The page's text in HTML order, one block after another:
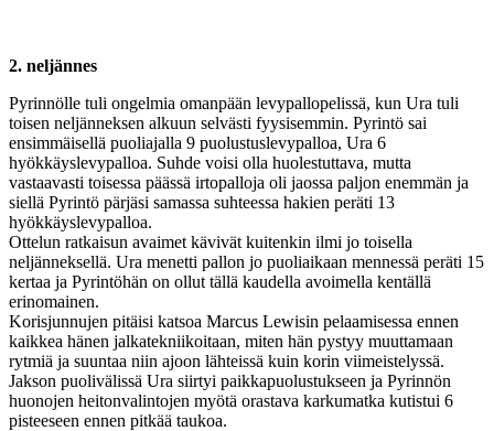
2. neljännes
Pyrinnölle tuli ongelmia omanpään levypallopelissä, kun Ura tuli
toisen neljänneksen alkuun selvästi fyysisemmin. Pyrintö sai
ensimmäisellä puoliajalla 9 puolustuslevypalloa, Ura 6
hyökkäyslevypalloa. Suhde voisi olla huolestuttava, mutta
vastaavasti toisessa päässä irtopalloja oli jaossa paljon enemmän ja
siellä Pyrintö pärjäsi samassa suhteessa hakien peräti 13
hyökkäyslevypalloa.
Ottelun ratkaisun avaimet kävivät kuitenkin ilmi jo toisella
neljänneksellä. Ura menetti pallon jo puoliaikaan mennessä peräti 15
kertaa ja Pyrintöhän on ollut tällä kaudella avoimella kentällä
erinomainen.
Korisjunnujen pitäisi katsoa Marcus Lewisin pelaamisessa ennen
kaikkea hänen jalkatekniikoitaan, miten hän pystyy muuttamaan
rytmiä ja suuntaa niin ajoon lähteissä kuin korin viimeistelyssä.
Jakson puolivälissä Ura siirtyi paikkapuolustukseen ja Pyrinnön
huonojen heitonvalintojen myötä orastava karkumatka kutistui 6
pisteeseen ennen pitkää taukoa.